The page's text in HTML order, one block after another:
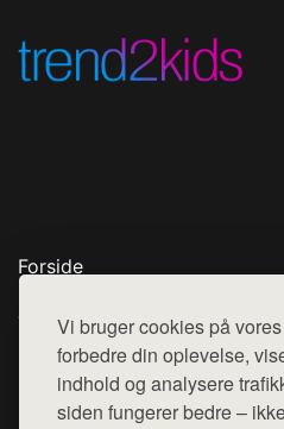
Vi bruger cookies på
forbedre din oplevelse,
indhold og analysere
siden fungerer bedre –
Forside
Top Rabatter
Blog
Kontakt